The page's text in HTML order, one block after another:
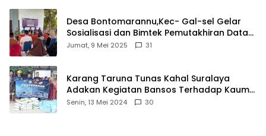
Desa Bontomarannu,Kec- Gal-sel Gelar
Sosialisasi dan Bimtek Pemutakhiran Data
ID
Jumat, 9 Mei 2025 31
Karang Taruna Tunas Kahal Suralaya
Adakan Kegiatan Bansos Terhadap Kaum
Dhuafa dan Anak Yatim-Piatu
Senin, 13 Mei 2024 30